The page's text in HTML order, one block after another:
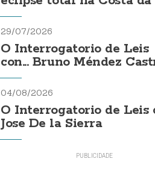
29/07/2026
O Interrogatorio de Leis
con... Bruno Méndez
04/08/2026
O Interrogatorio de Leis
Jose De la Sierra